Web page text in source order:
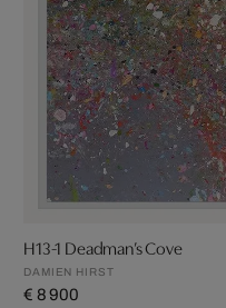
H13-1 Deadman’s Cove
DAMIEN HIRST
€ 8 900